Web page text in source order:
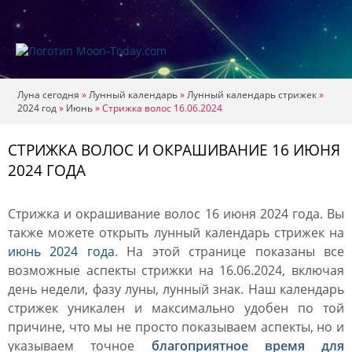
Луна сегодня »Лунный календарь»Лунный календарь стрижек»
2024 год» Июнь»Стрижка волос 16.06.2024
СТРИЖКА ВОЛОС И ОКРАШИВАНИЕ 16 ИЮНЯ
2024 ГОДА
Стрижка и окрашивание волос 16 июня 2024 года. Вы
также можете открыть лунный календарь стрижек на
июнь 2024 года. На этой странице показаны все
возможные аспекты стрижки на 16.06.2024, включая
день недели, фазу луны, лунный знак. Наш календарь
стрижек уникален и максимально удобен по той
причине, что мы не просто показываем аспекты, но и
указываем точное благоприятное время для